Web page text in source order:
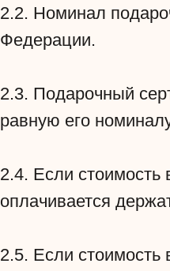
2.2. Номинал
Федерации.
2.3. Подарочный
равную его
2.4. Если
оплачивается
2.5. Если